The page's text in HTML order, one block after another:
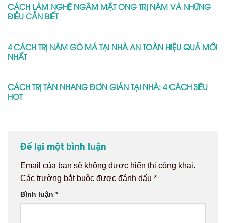
CÁCH LÀM NGHỆ NGÂM MẬT ONG TRỊ NÁM VÀ NHỮNG
ĐIỀU CẦN BIẾT
4 CÁCH TRỊ NÁM GÒ MÁ TẠI NHÀ AN TOÀN HIỆU QUẢ MỚI
NHẤT
CÁCH TRỊ TÀN NHANG ĐƠN GIẢN TẠI NHÀ: 4 CÁCH SIÊU
HOT
Để lại một bình luận
Email của bạn sẽ không được hiển thị công khai.
Các trường bắt buộc được đánh dấu *
Bình luận *